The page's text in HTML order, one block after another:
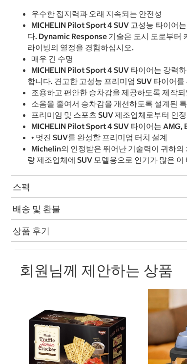
우수한 접지력과 오래 지속되는 안전성
MICHELIN Pilot Sport 4 SUV 고성능 타이어
다. Dynamic Response 기술은 도시 도로부터
라이빙의 열정을 경험하십시오.
매우 긴 수명
MICHELIN Pilot Sport 4 SUV 타이어는 강력
합니다. 견고한 고성능 프리미엄 SUV 타이어
조용하고 편안한 승차감을 제공하도록 제작
소음을 줄여서 승차감을 개선하도록 설계된
프리미엄 및 스포츠 SUV 제조업체로부터 인
MICHELIN Pilot Sport 4 SUV 타이어는
• 멋진 SUV를 완성할 프리미엄 터치 설계
Michelin의 인정받은 뛰어난 기술력이 귀하
량 제조업체에 SUV 모델용으로 인기가 많은
스펙
배송 및 환불
상품 후기
회원님께 제안하는 상품